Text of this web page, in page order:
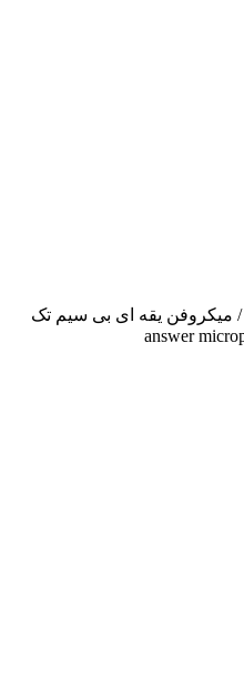
/ میکروفن یقه ای بی سیم تک